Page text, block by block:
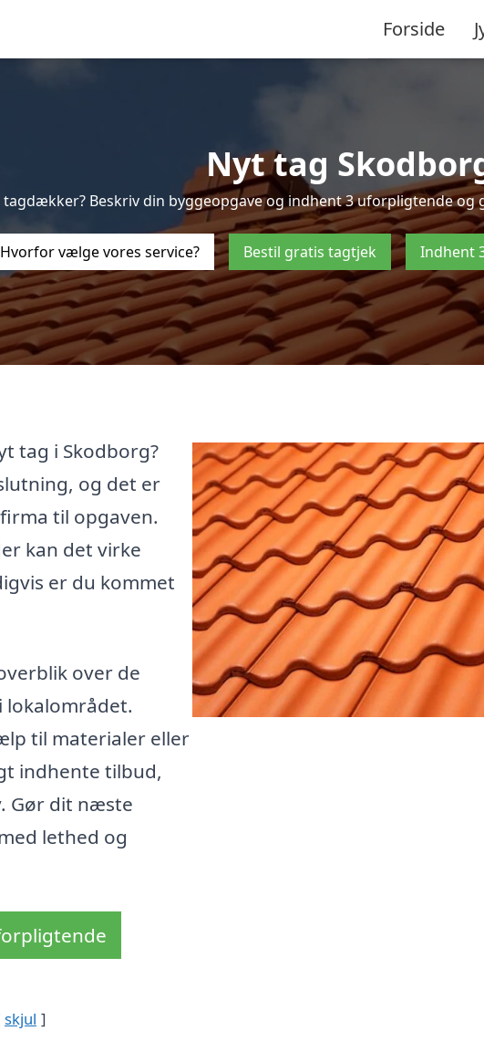
Forside
Nyt tag
Beskriv din byggeopgave og indhent 3 uforpligtende
Hvorfor vælge vores service? Bestil gratis tagtjek Indhent
tag i Skodborg?
og det er
til opgaven.
kan det virke
er du kommet
over de
lokalområdet.
til materialer eller
indhente tilbud,
Gør dit næste
lethed og
skjul